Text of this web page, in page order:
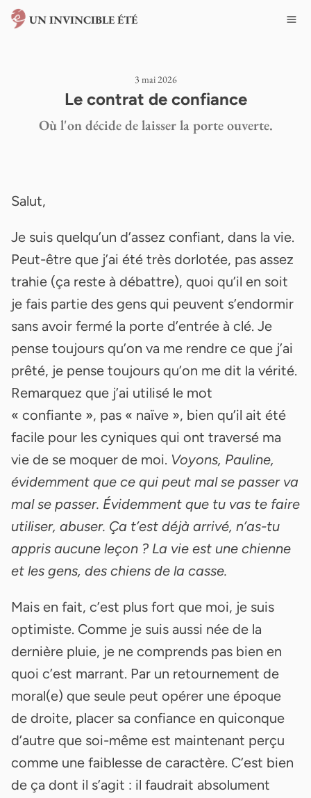
UN INVINCIBLE ÉTÉ
3 mai 2026
Le contrat de confiance
Où l'on décide de laisser la porte ouverte.
Salut,
Je suis quelqu’un d’assez confiant, dans la vie.
Peut-être que j’ai été très dorlotée, pas assez
trahie (ça reste à débattre), quoi qu’il en soit
je fais partie des gens qui peuvent s’endormir
sans avoir fermé la porte d’entrée à clé. Je
pense toujours qu’on va me rendre ce que j’ai
prêté, je pense toujours qu’on me dit la vérité.
Remarquez que j’ai utilisé le mot
« confiante », pas « naïve », bien qu’il ait été
facile pour les cyniques qui ont traversé ma
vie de se moquer de moi. Voyons, Pauline,
évidemment que ce qui peut mal se passer va
mal se passer. Évidemment que tu vas te faire
utiliser, abuser. Ça t’est déjà arrivé, n’as-tu
appris aucune leçon ? La vie est une chienne
et les gens, des chiens de la casse.
Mais en fait, c’est plus fort que moi, je suis
optimiste. Comme je suis aussi née de la
dernière pluie, je ne comprends pas bien en
quoi c’est marrant. Par un retournement de
moral(e) que seule peut opérer une époque
de droite, placer sa confiance en quiconque
d’autre que soi-même est maintenant perçu
comme une faiblesse de caractère. C’est bien
de ça dont il s’agit : il faudrait absolument